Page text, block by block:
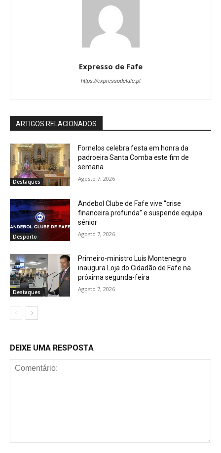
Expresso de Fafe
https://expressodefafe.pt
ARTIGOS RELACIONADOS
Destaques
Fornelos celebra festa em honra da
padroeira Santa Comba este fim de
semana
Agosto 7, 2026
Desporto
Andebol Clube de Fafe vive “crise
financeira profunda” e suspende equipa
sénior
Agosto 7, 2026
Destaques
Primeiro-ministro Luís Montenegro
inaugura Loja do Cidadão de Fafe na
próxima segunda-feira
Agosto 7, 2026
DEIXE UMA RESPOSTA